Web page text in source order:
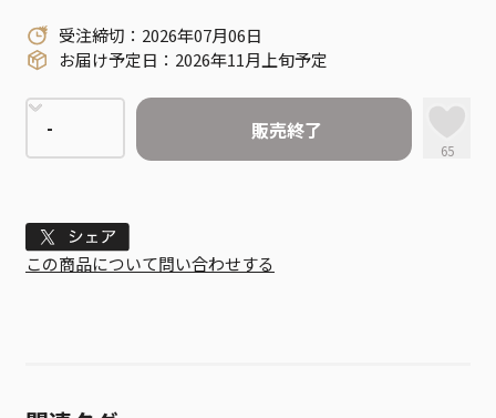
受注締切：2026年07月06日
お届け予定日：2026年11月上旬予定
販売終了
65
Tweet
この商品について問い合わせする